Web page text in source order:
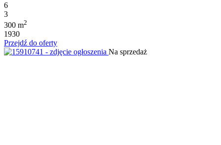
6
3
300 m2
1930
Przejdź do oferty
Na sprzedaż